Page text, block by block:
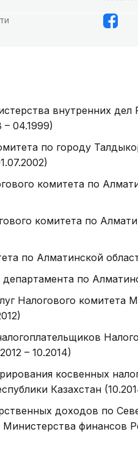
внутренних дел
04.1999)
по городу
комитета по
комитета по
по Алматинской
по
Налогового комитета
– 10.2014)
косвенных
Казахстан
доходов по
финансов